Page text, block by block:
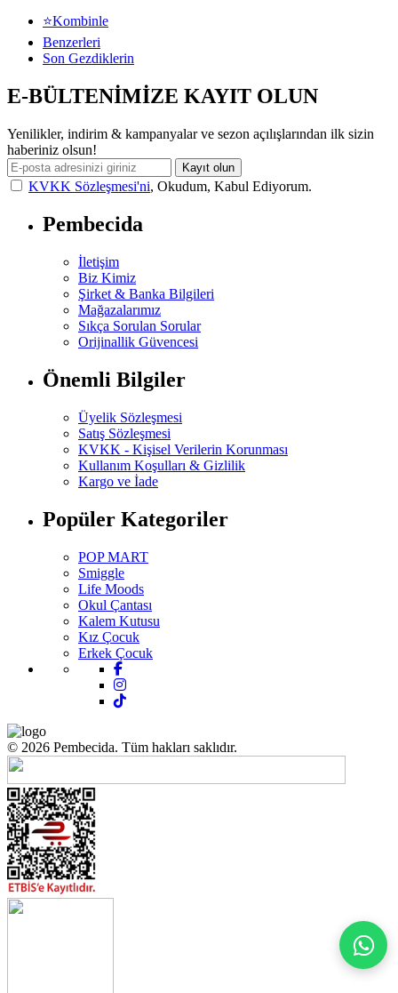
⭐Kombinle
Benzerleri
Son Gezdiklerin
E-BÜLTENİMİZE KAYIT OLUN
Yenilikler, indirim & kampanyalar ve sezon açılışlarından ilk sizin
haberiniz olsun!
Kayıt olun
KVKK Sözleşmesi'ni, Okudum, Kabul Ediyorum.
Pembecida
İletişim
Biz Kimiz
Şirket & Banka Bilgileri
Mağazalarımız
Sıkça Sorulan Sorular
Orijinallik Güvencesi
Önemli Bilgiler
Üyelik Sözleşmesi
Satış Sözleşmesi
KVKK - Kişisel Verilerin Korunması
Kullanım Koşulları & Gizlilik
Kargo ve İade
Popüler Kategoriler
POP MART
Smiggle
Life Moods
Okul Çantası
Kalem Kutusu
Kız Çocuk
Erkek Çocuk
© 2026 Pembecida. Tüm hakları saklıdır.